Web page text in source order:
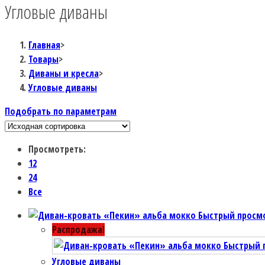
Угловые диваны
Главная>
Товары>
Диваны и кресла>
Угловые диваны
Подобрать по параметрам
Просмотреть:
12
24
Все
Быстрый
Распродажа!
Быстрый
Угловые диваны